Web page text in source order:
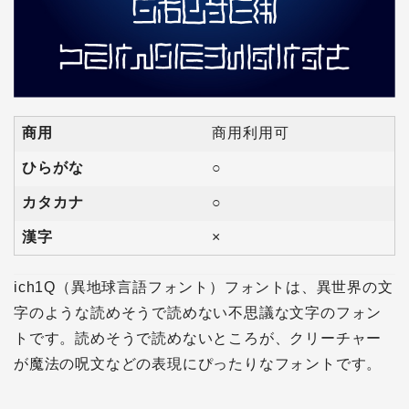
商用 商用利用可
ひらがな ○
カタカナ ○
漢字 ×
ich1Q（異地球言語フォント）フォントは、異世界の文
字のような読めそうで読めない不思議な文字のフォン
トです。読めそうで読めないところが、クリーチャー
が魔法の呪文などの表現にぴったりなフォントです。